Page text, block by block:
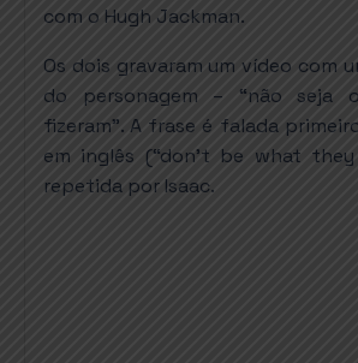
com o Hugh Jackman.
Os dois gravaram um vídeo com
do personagem – “não seja
fizeram”. A frase é falada
em inglês (“don’t be what
repetida por Isaac.